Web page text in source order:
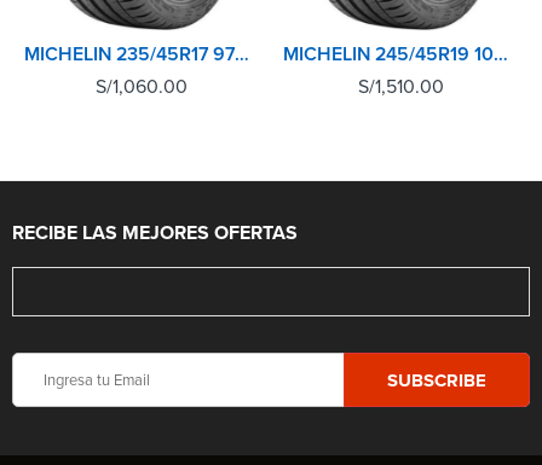
MICHELIN 235/45R17 97Y EXTRA LOAD TL PILOT SPORT 4
S/1,060.00
MICHELIN 245/45R19 102Y XL TL PILOT SPORT 4 AO
S/1,510.00
RECIBE LAS MEJORES OFERTAS